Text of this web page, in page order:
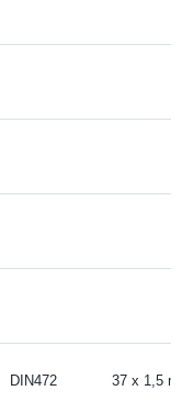
DIN472 37 x 1,5 mm